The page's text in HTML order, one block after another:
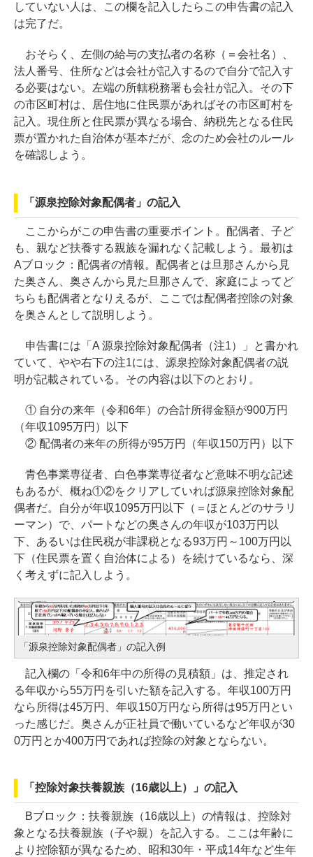
していない人は、この欄を記入したらこの申告書の記入
は完了だ。
おそらく、左側の給与の支払者の名称（＝会社名）、
法人番号、住所などは会社が記入するので自分で記入す
る必要はない。左端の所轄税務署も会社が記入。その下
の市区町村は、居住地に住民票があればその市区町村を
記入。現住所と住民票が異なる場合、納税先となる住民
票が置かれた自治体が基本だが、念のため会社のルール
を確認しよう。
「源泉控除対象配偶者」の記入
ここからがこの申告書の重要ポイント。配偶者、子ど
も、親など扶養する親族を漏れなく記載しよう。最初は
Aブロック：配偶者の情報。配偶者とは旦那さんから見
た奥さん、奥さんから見た旦那さんで、家庭によってど
ちらも配偶者となりえるが、ここでは配偶者控除の対象
を奥さんとして説明しよう。
申告書には「A 源泉控除対象配偶者（注1）」と書かれ
ていて、やや右下の注1には、源泉控除対象配偶者の説
明が記載されている。その内容は以下のとおり。
① 自分の来年（令和6年）の合計所得金額が900万円
（年収1095万円）以下
② 配偶者の来年の所得が95万円（年収150万円）以下
青色事業専従者、白色事業専従者など意味不明な記述
もあるが、概ね①②をクリアしていれば源泉控除対象配
偶者だ。自分が年収1095万円以下（＝ほとんどのサラリ
ーマン）で、パートなどの奥さんの年収が103万円以
下、あるいは住民税が非課税となる93万円～100万円以
下（住民票を置く自治体による）を続けているなら、深
く考えずに記入しよう。
「源泉控除対象配偶者」の記入例
記入欄の「令和6年中の所得の見積額」は、推定され
る年収から55万円を引いた額を記入する。年収100万円
なら所得は45万円、年収150万円なら所得は95万円とい
った感じだ。奥さんが正社員で働いているなど年収が30
0万円とか400万円であれば控除の対象とならない。
「控除対象扶養親族（16歳以上）」の記入
Bブロック：扶養親族（16歳以上）の情報は、控除対
象となる扶養親族（子や親）を記入する。ここは年齢に
より控除額が異なるため、昭和30年・平成14年など生年